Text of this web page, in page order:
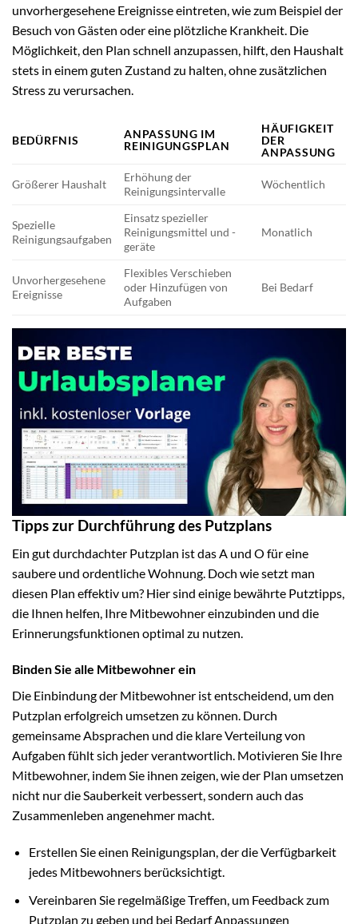
unvorhergesehene Ereignisse eintreten, wie zum Beispiel der
Besuch von Gästen oder eine plötzliche Krankheit. Die
Möglichkeit, den Plan schnell anzupassen, hilft, den Haushalt
stets in einem guten Zustand zu halten, ohne zusätzlichen
Stress zu verursachen.
BEDÜRFNIS
ANPASSUNG IM
REINIGUNGSPLAN
HÄUFIGKEIT
DER
ANPASSUNG
Größerer Haushalt
Erhöhung der
Reinigungsintervalle
Wöchentlich
Spezielle
Reinigungsaufgaben
Einsatz spezieller
Reinigungsmittel und -
geräte
Monatlich
Unvorhergesehene
Ereignisse
Flexibles Verschieben
oder Hinzufügen von
Aufgaben
Bei Bedarf
Tipps zur Durchführung des Putzplans
Ein gut durchdachter Putzplan ist das A und O für eine
saubere und ordentliche Wohnung. Doch wie setzt man
diesen Plan effektiv um? Hier sind einige bewährte Putztipps,
die Ihnen helfen, Ihre Mitbewohner einzubinden und die
Erinnerungsfunktionen optimal zu nutzen.
Binden Sie alle Mitbewohner ein
Die Einbindung der Mitbewohner ist entscheidend, um den
Putzplan erfolgreich umsetzen zu können. Durch
gemeinsame Absprachen und die klare Verteilung von
Aufgaben fühlt sich jeder verantwortlich. Motivieren Sie Ihre
Mitbewohner, indem Sie ihnen zeigen, wie der Plan umsetzen
nicht nur die Sauberkeit verbessert, sondern auch das
Zusammenleben angenehmer macht.
Erstellen Sie einen Reinigungsplan, der die Verfügbarkeit
jedes Mitbewohners berücksichtigt.
Vereinbaren Sie regelmäßige Treffen, um Feedback zum
Putzplan zu geben und bei Bedarf Anpassungen